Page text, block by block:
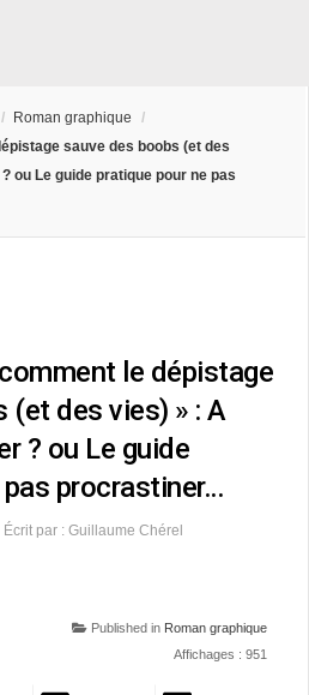
/ Roman graphique
/
sauve des boobs (et des
ou Le guide pratique pour ne pas
le dépistage
(et des vies) » : A
? ou Le guide
procrastiner…
Écrit par : Guillaume Chérel
Published in Roman graphique
Affichages : 951